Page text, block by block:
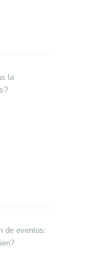
la
de eventos: